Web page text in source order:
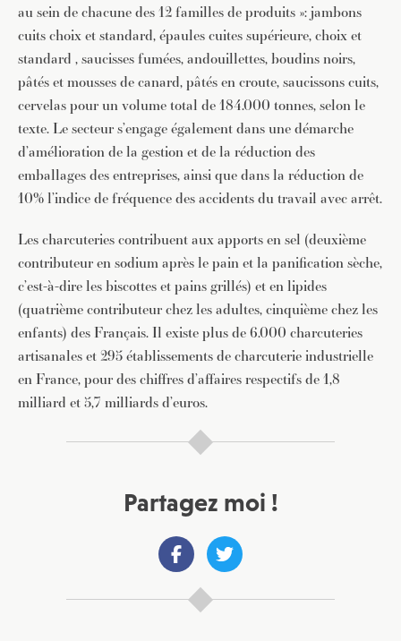
au sein de chacune des 12 familles de produits »: jambons
cuits choix et standard, épaules cuites supérieure, choix et
standard , saucisses fumées, andouillettes, boudins noirs,
pâtés et mousses de canard, pâtés en croute, saucissons cuits,
cervelas pour un volume total de 184.000 tonnes, selon le
texte. Le secteur s’engage également dans une démarche
d’amélioration de la gestion et de la réduction des
emballages des entreprises, ainsi que dans la réduction de
10% l’indice de fréquence des accidents du travail avec arrêt.
Les charcuteries contribuent aux apports en sel (deuxième
contributeur en sodium après le pain et la panification sèche,
c’est-à-dire les biscottes et pains grillés) et en lipides
(quatrième contributeur chez les adultes, cinquième chez les
enfants) des Français. Il existe plus de 6.000 charcuteries
artisanales et 295 établissements de charcuterie industrielle
en France, pour des chiffres d’affaires respectifs de 1,8
milliard et 5,7 milliards d’euros.
Partagez moi !